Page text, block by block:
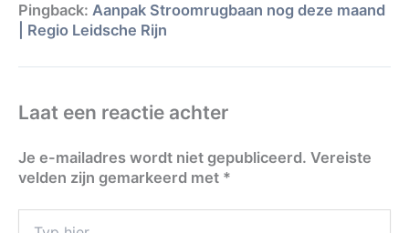
Pingback: Aanpak Stroomrugbaan nog deze maand
| Regio Leidsche Rijn
Laat een reactie achter
Je e-mailadres wordt niet gepubliceerd. Vereiste
velden zijn gemarkeerd met *